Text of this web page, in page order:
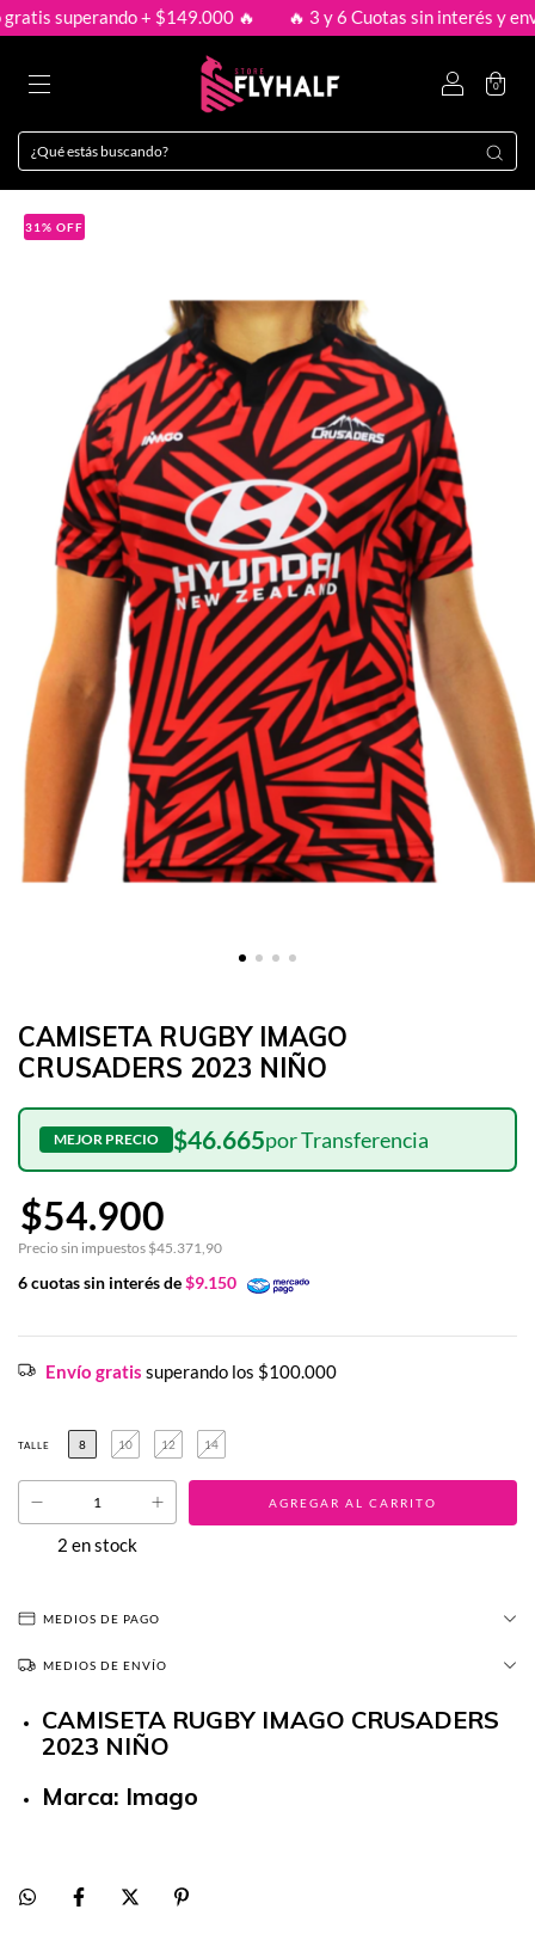
superando + $149.000 🔥 🔥 3 y 6 Cuotas sin interés y envío
0
31 % OFF
CAMISETA RUGBY IMAGO
CRUSADERS 2023 NIÑO
$54.900
6cuotas sin interés de$9.150
Precio sin impuestos $45.371,90
$46.665
Envío gratis superando los $100.000
TALLE 8 10 12 14
2 en stock
MEDIOS DE PAGO
MEDIOS DE ENVÍO
CAMISETA RUGBY IMAGO CRUSADERS
2023 NIÑO
Marca: Imago